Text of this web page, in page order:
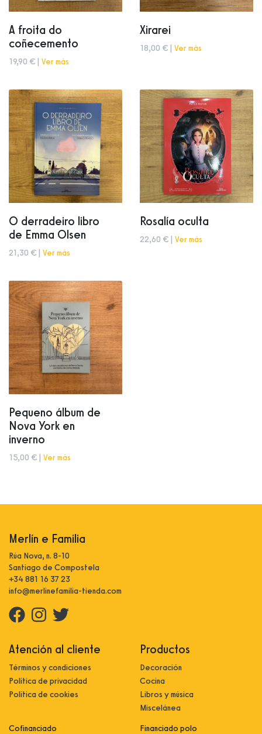
A froita do
coñecemento
19,90 € | Ver más
Xirarei
18,00 € | Ver más
O derradeiro libro
de Emma Olsen
21,30 € | Ver más
Rosalía oculta
22,60 € | Ver más
Pequeno álbum de
Nova York en
inverno
15,00 € | Ver más
Merlín e Familia
Rúa Nova, n. 8-10
Santiago de Compostela
+34 881 16 37 23
info@merlinefamilia-tienda.com
Atención al cliente
Términos y condiciones
Política de privacidad
Política de cookies
Productos
Decoración
Cocina
Libros y música
Miscelánea
Cofinanciado
Financiado polo